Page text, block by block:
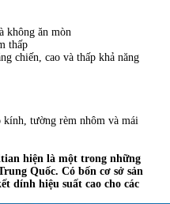
không ăn mòn
thấp
chiến, cao và thấp khả năng
kính, tường rèm nhôm và mái
hiện là một trong những
Quốc. Có bốn cơ sở sản
dính hiệu suất cao cho các